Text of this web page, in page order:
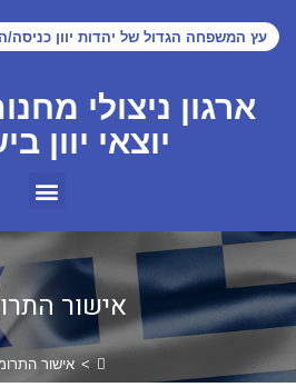
עץ המשפחה הגדול של יהדות יוון
ארגון ניצולי
יוצאי יוון
אישור
> אישור